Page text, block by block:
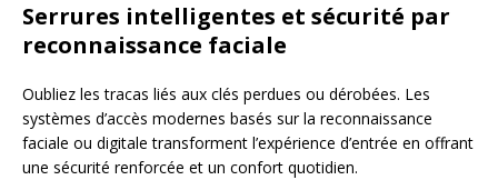
Serrures intelligentes et sécurité par
reconnaissance faciale
Oubliez les tracas liés aux clés perdues ou dérobées. Les
systèmes d’accès modernes basés sur la reconnaissance
faciale ou digitale transforment l’expérience d’entrée en offrant
une sécurité renforcée et un confort quotidien.